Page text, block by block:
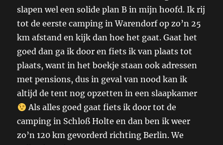
slapen wel een solide plan B in mijn hoofd. Ik rij
tot de eerste camping in Warendorf op zo’n 25
km afstand en kijk dan hoe het gaat. Gaat het
goed dan ga ik door en fiets ik van plaats tot
plaats, want in het boekje staan ook adressen
met pensions, dus in geval van nood kan ik
altijd de tent nog opzetten in een slaapkamer
Als alles goed gaat fiets ik door tot de
camping in Schloß Holte en dan ben ik weer
zo’n 120 km gevorderd richting Berlin. We